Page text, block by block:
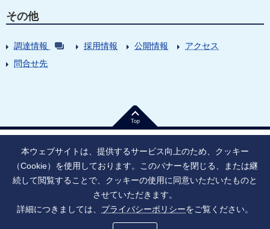
その他
調達情報 採用情報 公開情報
アクセス
問合せ先
Top
法人番号：9010005023796 東京都千代田区大手町1丁目7番1号
寄附のお願い
ご利用上の注意
ソーシャル・ネットワーキング・サービス運用ポリシー
アクセシビリティ
本ウェブサイトは、提供するサービス向上のため、クッキー
（Cookie）を使用しております。このバナーを閉じる、または継
続して閲覧することで、クッキーの使用に同意いただいたものと
させていただきます。
詳細につきましては、 プライバシーポリシーをご覧ください。